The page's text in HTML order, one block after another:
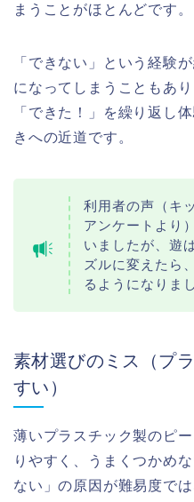
まうことがほとんどです。
「できない」という経験
になってしまうこともあ
「できた！」を繰り返し
きへの近道です。
利用者の声（キ
アンケートより
いましたが、遊
ズルに変えたら
るようになりま
素材選びのミス（プ
すい）
薄いプラスチック製のピ
りやすく、うまくつかめ
ない」の原因が難易度で